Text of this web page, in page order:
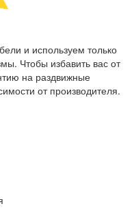
и используем только
Чтобы избавить вас от
на раздвижные
от производителя.